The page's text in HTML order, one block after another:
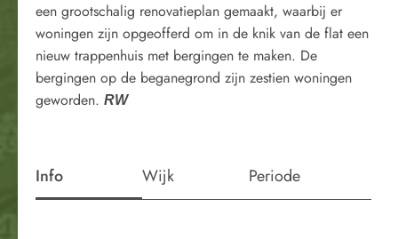
een grootschalig renovatieplan gemaakt, waarbij er
woningen zijn opgeofferd om in de knik van de flat een
nieuw trappenhuis met bergingen te maken. De
bergingen op de beganegrond zijn zestien woningen
geworden. RW
Info Wijk Periode